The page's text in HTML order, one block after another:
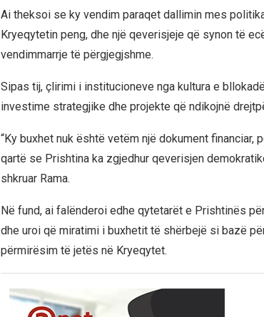
Ai theksoi se ky vendim paraqet dallimin mes
Kryeqytetin peng, dhe një qeverisjeje që synon të
vendimmarrje të përgjegjshme.
Sipas tij, çlirimi i institucioneve nga kultura e
investime strategjike dhe projekte që ndikojnë
“Ky buxhet nuk është vetëm një dokument
qartë se Prishtina ka zgjedhur qeverisjen
shkruar Rama.
Në fund, ai falënderoi edhe qytetarët e Prishtinës
dhe uroi që miratimi i buxhetit të shërbejë si bazë
përmirësim të jetës në Kryeqytet.